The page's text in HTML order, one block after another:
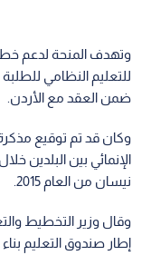
‏وتهدف المنحة لدعم خطة
للتعليم النظامي
ضمن العقد مع الأردن.‏
وكان قد تم توقيع
الإنمائي بين البلدين
نيسان من العام 2015. ‏
وقال وزير التخطيط
إطار صندوق التعليم